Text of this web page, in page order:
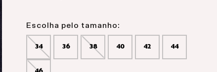
34 36 38 40 42 44